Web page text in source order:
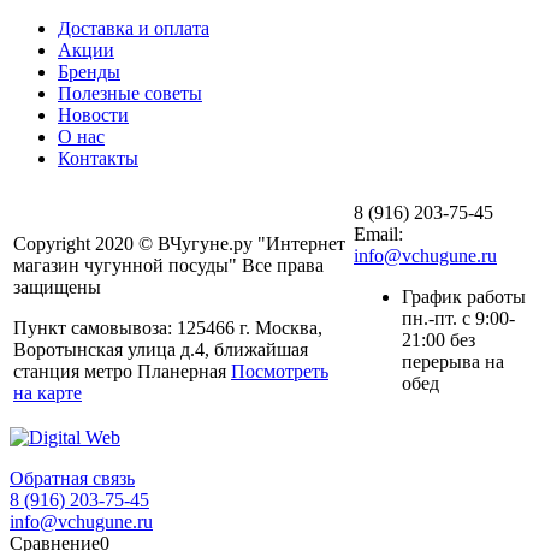
Доставка и оплата
Акции
Бренды
Полезные советы
Новости
О нас
Контакты
Copyright 2020 © ВЧугуне.ру "Интернет
магазин чугунной посуды" Все права
защищены
Пункт самовывоза: 125466 г. Москва,
Воротынская улица д.4, ближайшая
станция метро Планерная Посмотреть
на карте
8 (916) 203-75-45
Email:
info@vchugune.ru
График работы
пн.-пт. с 9:00-
21:00 без
перерыва на
обед
Обратная связь
8 (916) 203-75-45
info@vchugune.ru
Сравнение0